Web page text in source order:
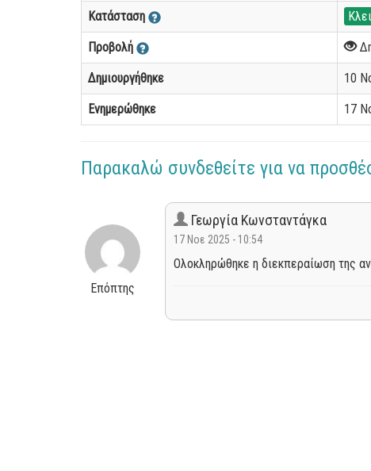
Κατάσταση
Προβολή
Δημιουργήθηκε 10
Ενημερώθηκε 17
Παρακαλώ συνδεθείτε για να
Επόπτης
Γεωργία Κωνσταντάγκα
17 Νοε 2025 - 10:54
Ολοκληρώθηκε η διεκπεραίωση της